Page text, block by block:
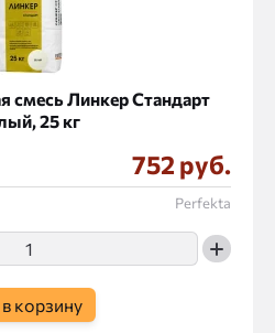
смесь Линкер Стандарт
25 кг
752 руб.
Perfekta
в корзину